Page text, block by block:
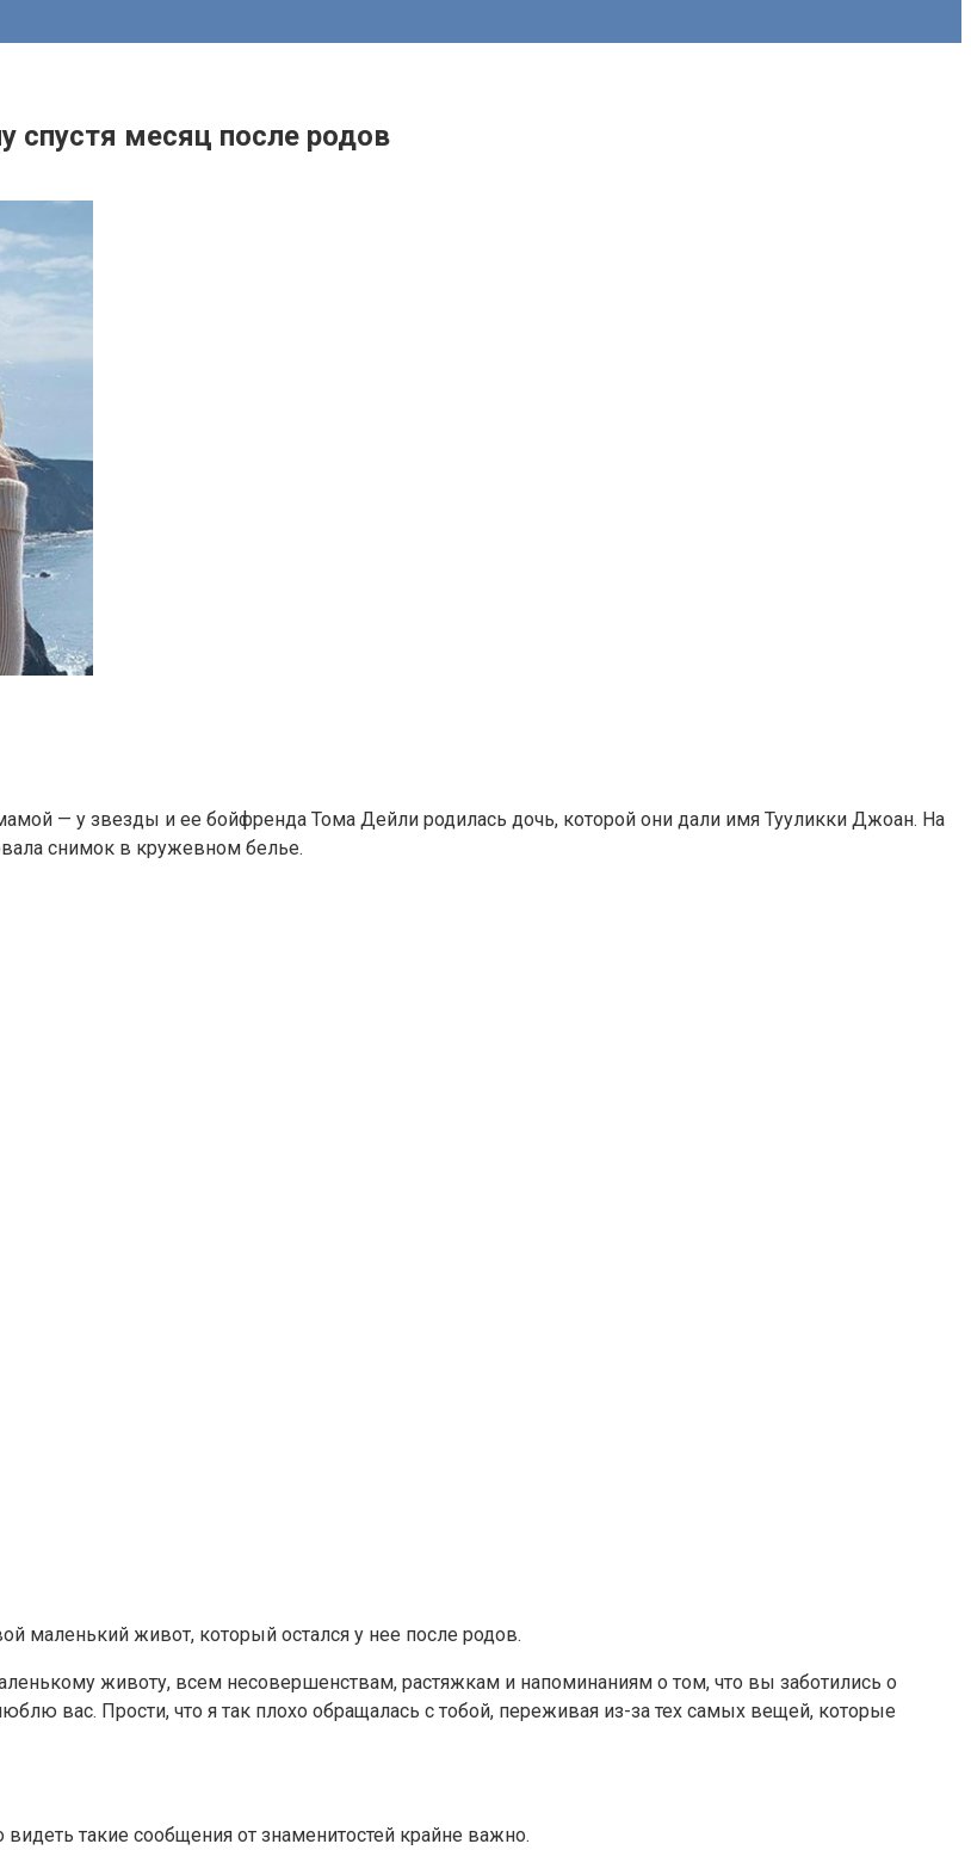
спустя месяц после родов
— у звезды и ее бойфренда Тома Дейли родилась дочь, которой они дали имя Тууликки Джоан. На
снимок в кружевном белье.
маленький живот, который остался у нее после родов.
животу, всем несовершенствам, растяжкам и напоминаниям о том, что вы заботились о
вас. Прости, что я так плохо обращалась с тобой, переживая из-за тех самых вещей, которые
такие сообщения от знаменитостей крайне важно.